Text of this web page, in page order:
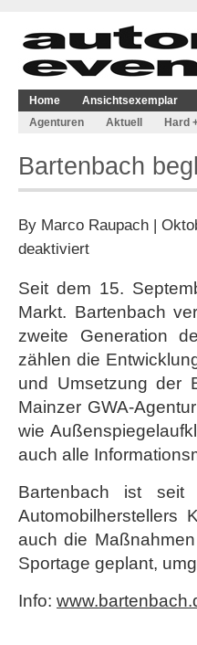
Home Ansichtsexemplar
Agenturen
Aktuell Hard
Bartenbach
By Marco Raupach |
deaktiviertfür
Kia
Cee’d
Seit dem 15.
Markt. Bartenbach
zweite Generation
zählen die
und Umsetzung der
Mainzer GWA-
wie
auch alle
Bartenbach ist seit
Automobilherstellers
auch die
Sportage geplant,
Info: